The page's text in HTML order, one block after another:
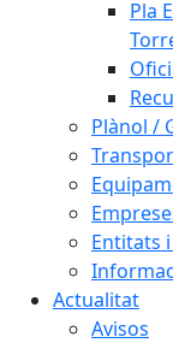
Pla
Plànol /
Entitats
Actualitat
Avisos